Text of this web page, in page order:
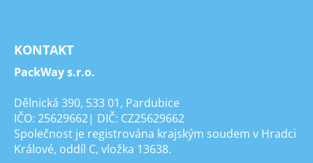
KONTAKT
PackWay s.r.o.
Dělnická 390, 533 01, Pardubice
IČO: 25629662| DIČ: CZ25629662
Společnost je registrována krajským soudem v Hradci
Králové, oddíl C, vložka 13638.